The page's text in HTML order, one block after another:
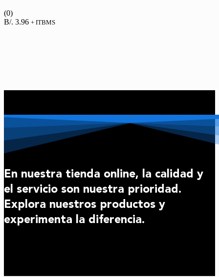
(0)
B/. 3.96 + ITBMS
En nuestra tienda online, la calidad y
el servicio son nuestra prioridad.
Explora nuestros productos y
experimenta la diferencia.